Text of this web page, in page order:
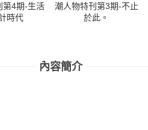
第4期-生活
時代
潮人物特刊第3期-不止
於此。
內容簡介